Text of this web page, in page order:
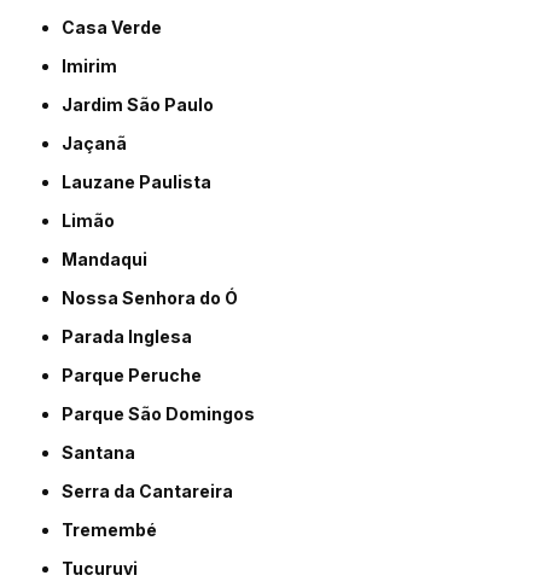
Casa Verde
Imirim
Jardim São Paulo
Jaçanã
Lauzane Paulista
Limão
Mandaqui
Nossa Senhora do Ó
Parada Inglesa
Parque Peruche
Parque São Domingos
Santana
Serra da Cantareira
Tremembé
Tucuruvi